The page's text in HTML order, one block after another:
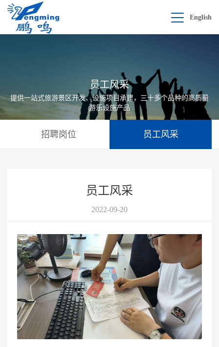
English
员工风采
提供一站式旅游景区开发、设施项目承建，三十多个品种的高质量
游乐设施产品
招聘岗位 员工风采
员工风采
2022-09-20